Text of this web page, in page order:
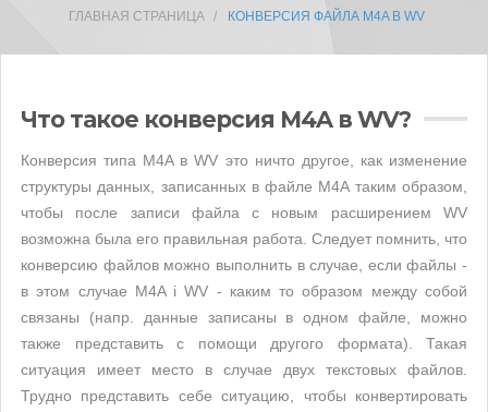
ГЛАВНАЯ СТРАНИЦА КОНВЕРСИЯ ФАЙЛА M4A В WV
Что такое конверсия M4A в WV?
Конверсия типа M4A в WV это ничто другое, как изменение
структуры данных, записанных в файле M4A таким образом,
чтобы после записи файла с новым расширением WV
возможна была его правильная работа. Следует помнить, что
конверсию файлов можно выполнить в случае, если файлы -
в этом случае M4A i WV - каким то образом между собой
связаны (напр. данные записаны в одном файле, можно
также представить с помощи другого формата). Такая
ситуация имеет место в случае двух текстовых файлов.
Трудно представить себе ситуацию, чтобы конвертировать